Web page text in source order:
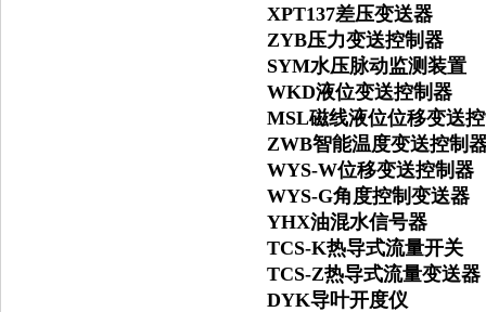
XPT137差压变送器
ZYB压力变送控制器
SYM水压脉动监测装
WKD液位变送控制器
MSL磁线液位位移变
ZWB智能温度变送控制
WYS-W位移变送控制器
WYS-G角度控制变送器
YHX油混水信号器
TCS-K热导式流量开关
TCS-Z热导式流量变送
DYK导叶开度仪